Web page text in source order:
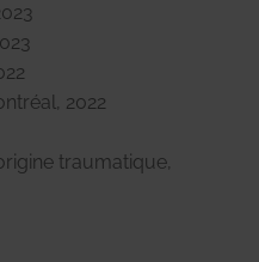
2022
traumatique,